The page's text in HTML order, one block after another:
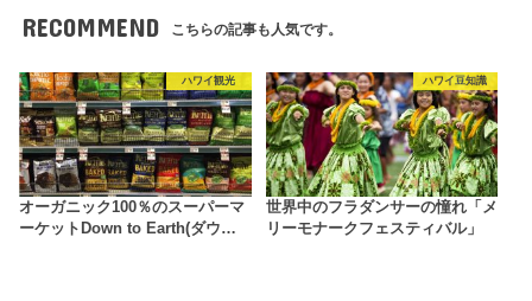
RECOMMEND こちらの記事も人気です。
ハワイ観光
オーガニック100％のスーパーマ
ーケットDown to Earth(ダウ…
ハワイ豆知識
世界中のフラダンサーの憧れ「メ
リーモナークフェスティバル」